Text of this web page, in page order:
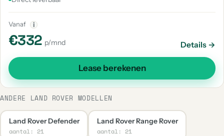
Vanaf i
€332 p/mnd Details →
Lease berekenen
ANDERE LAND ROVER MODELLEN
Land Rover Defender
aantal: 21
Land Rover Range Rover
aantal: 21